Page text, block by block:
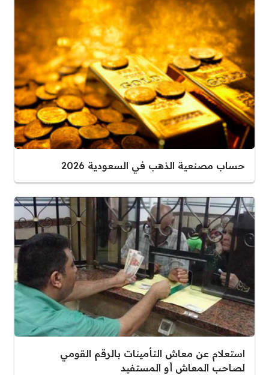
حساب مصنعية الذهب في السعودية 2026
استعلام عن معاش التأمينات بالرقم القومي
لصاحب المعاش أو المستفيد